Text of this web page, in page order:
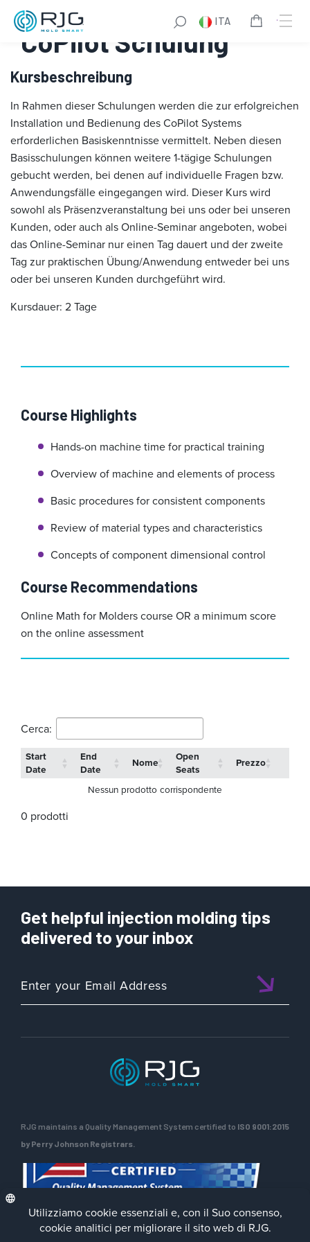
contenuto
ITA
CoPilot Schulung
Kursbeschreibung
In Rahmen dieser Schulungen werden die zur erfolgreichen
Installation und Bedienung des CoPilot Systems
erforderlichen Basiskenntnisse vermittelt. Neben diesen
Basisschulungen können weitere 1-tägige Schulungen
gebucht werden, bei denen auf individuelle Fragen bzw.
Anwendungsfälle eingegangen wird. Dieser Kurs wird
sowohl als Präsenzveranstaltung bei uns oder bei unseren
Kunden, oder auch als Online-Seminar angeboten, wobei
das Online-Seminar nur einen Tag dauert und der zweite
Tag zur praktischen Übung/Anwendung entweder bei uns
oder bei unseren Kunden durchgeführt wird.
Kursdauer: 2 Tage
Course Highlights
Hands-on machine time for practical training
Overview of machine and elements of process
Basic procedures for consistent components
Review of material types and characteristics
Concepts of component dimensional control
Course Recommendations
Online Math for Molders course OR a minimum score
on the online assessment
Cerca:
Start
Date
End
Date
Nome
Open
Seats
Prezzo
Nessun prodotto corrispondente
0 prodotti
Get helpful injection molding tips
delivered to your inbox
RJG maintains a Quality Management System certified to ISO 9001:2015
by Perry Johnson Registrars.